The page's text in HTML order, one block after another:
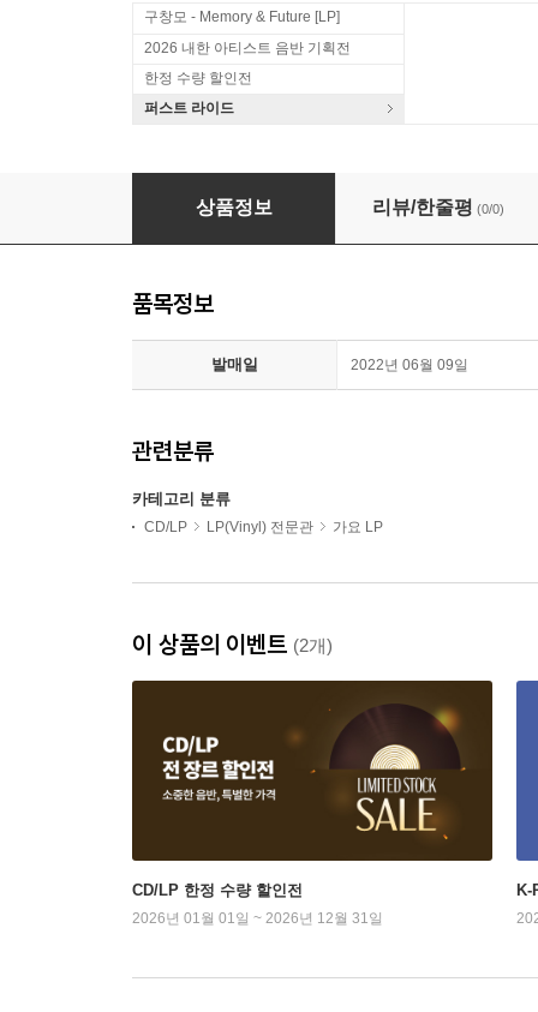
구창모 - Memory & Future [LP]
2026 내한 아티스트 음반 기획전
한정 수량 할인전
퍼스트 라이드
김신일 - 1집 Soul Soul Soul [LP]
상품정보 리뷰/한줄평 (0/0)
품목정보
발매일 2022년 06월 09일
관련분류
카테고리 분류
CD/LP LP(Vinyl) 전문관 가요 LP
이 상품의 이벤트 (2개)
CD/LP 한정 수량 할인전
2026년 01월 01일 ~ 2026년 12월 31일
K-